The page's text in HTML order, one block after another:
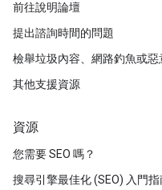
前往說明論壇
提出諮詢時間的問題
檢舉垃圾內容、網路釣魚或惡
其他支援資源
資源
您需要 SEO 嗎？
搜尋引擎最佳化 (SEO) 入門指